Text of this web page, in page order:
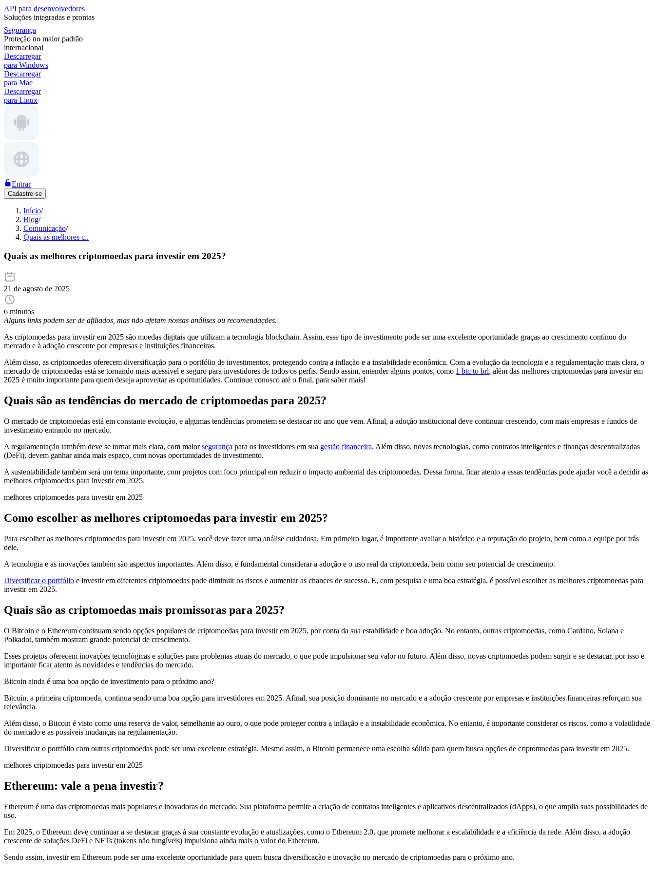
API para desenvolvedores
Soluções integradas e prontas
Segurança
Proteção no maior padrão
internacional
Descarregar
para Windows
Descarregar
para Mac
Descarregar
para Linux
Entrar
Cadastre-se
Início/
Blog/
Comunicação/
Quais as melhores c..
Quais as melhores criptomoedas para investir em 2025?
21 de agosto de 2025
6 minutos
Alguns links podem ser de afiliados, mas não afetam nossas análises ou recomendações.
As criptomoedas para investir em 2025 são moedas digitais que utilizam a tecnologia blockchain. Assim, esse tipo de investimento pode ser uma excelente oportunidade graças ao crescimento contínuo do
mercado e à adoção crescente por empresas e instituições financeiras.
Além disso, as criptomoedas oferecem diversificação para o portfólio de investimentos, protegendo contra a inflação e a instabilidade econômica. Com a evolução da tecnologia e a regulamentação mais clara, o
mercado de criptomoedas está se tornando mais acessível e seguro para investidores de todos os perfis. Sendo assim, entender alguns pontos, como 1 btc to brl, além das melhores criptomoedas para investir em
2025 é muito importante para quem deseja aproveitar as oportunidades. Continue conosco até o final, para saber mais!
Quais são as tendências do mercado de criptomoedas para 2025?
O mercado de criptomoedas está em constante evolução, e algumas tendências prometem se destacar no ano que vem. Afinal, a adoção institucional deve continuar crescendo, com mais empresas e fundos de
investimento entrando no mercado.
A regulamentação também deve se tornar mais clara, com maiorsegurança para os investidores em sua gestão financeira. Além disso, novas tecnologias, como contratos inteligentes e finanças descentralizadas
(DeFi), devem ganhar ainda mais espaço, com novas oportunidades de investimento.
A sustentabilidade também será um tema importante, com projetos com foco principal em reduzir o impacto ambiental das criptomoedas. Dessa forma, ficar atento a essas tendências pode ajudar você a decidir as
melhores criptomoedas para investir em 2025.
melhores criptomoedas para investir em 2025
Como escolher as melhores criptomoedas para investir em 2025?
Para escolher as melhores criptomoedas para investir em 2025, você deve fazer uma análise cuidadosa. Em primeiro lugar, é importante avaliar o histórico e a reputação do projeto, bem como a equipe por trás
dele.
A tecnologia e as inovações também são aspectos importantes. Além disso, é fundamental considerar a adoção e o uso real da criptomoeda, bem como seu potencial de crescimento.
Diversificar o portfólio e investir em diferentes criptomoedas pode diminuir os riscos e aumentar as chances de sucesso. E, com pesquisa e uma boa estratégia, é possível escolher as melhores criptomoedas para
investir em 2025.
Quais são as criptomoedas mais promissoras para 2025?
O Bitcoin e o Ethereum continuam sendo opções populares de criptomoedas para investir em 2025, por conta da sua estabilidade e boa adoção. No entanto, outras criptomoedas, como Cardano, Solana e
Polkadot, também mostram grande potencial de crescimento.
Esses projetos oferecem inovações tecnológicas e soluções para problemas atuais do mercado, o que pode impulsionar seu valor no futuro. Além disso, novas criptomoedas podem surgir e se destacar, por isso é
importante ficar atento às novidades e tendências do mercado.
Bitcoin ainda é uma boa opção de investimento para o próximo ano?
Bitcoin, a primeira criptomoeda, continua sendo uma boa opção para investidores em 2025. Afinal, sua posição dominante no mercado e a adoção crescente por empresas e instituições financeiras reforçam sua
relevância.
Além disso, o Bitcoin é visto como uma reserva de valor, semelhante ao ouro, o que pode proteger contra a inflação e a instabilidade econômica. No entanto, é importante considerar os riscos, como a volatilidade
do mercado e as possíveis mudanças na regulamentação.
Diversificar o portfólio com outras criptomoedas pode ser uma excelente estratégia. Mesmo assim, o Bitcoin permanece uma escolha sólida para quem busca opções de criptomoedas para investir em 2025.
melhores criptomoedas para investir em 2025
Ethereum: vale a pena investir?
Ethereum é uma das criptomoedas mais populares e inovadoras do mercado. Sua plataforma permite a criação de contratos inteligentes e aplicativos descentralizados (dApps), o que amplia suas possibilidades de
uso.
Em 2025, o Ethereum deve continuar a se destacar graças à sua constante evolução e atualizações, como o Ethereum 2.0, que promete melhorar a escalabilidade e a eficiência da rede. Além disso, a adoção
crescente de soluções DeFi e NFTs (tokens não fungíveis) impulsiona ainda mais o valor do Ethereum.
Sendo assim, investir em Ethereum pode ser uma excelente oportunidade para quem busca diversificação e inovação no mercado de criptomoedas para o próximo ano.